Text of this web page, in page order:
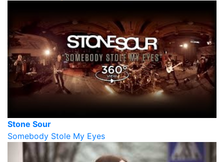
Stone Sour
Somebody Stole My Eyes